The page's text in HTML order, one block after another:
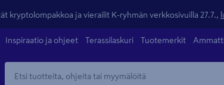
kryptolompakkoa ja vierailit K-ryhmän verkkosivuilla 27.7.,
Inspiraatio ja ohjeet Terassilaskuri Tuotemerkit